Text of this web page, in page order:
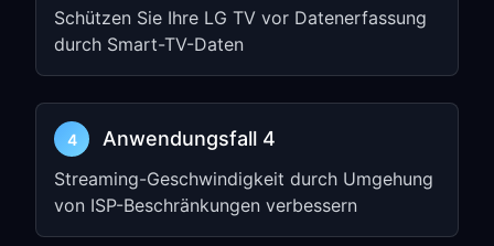
Klicken Sie aufAdvanced Settings
oderEdit
Suchen Sie dieProxy-Einstellungen
und aktivieren Sie sie
Wählen SieManual Setup
Geben Sie die IP address und den Port
aus Schritt 1 ein
Schützen Sie Ihre LG TV vor Datenerfassung
durch Smart-TV-Daten
4 Anwendungsfall 4
Streaming-Geschwindigkeit durch Umgehung
von ISP-Beschränkungen verbessern